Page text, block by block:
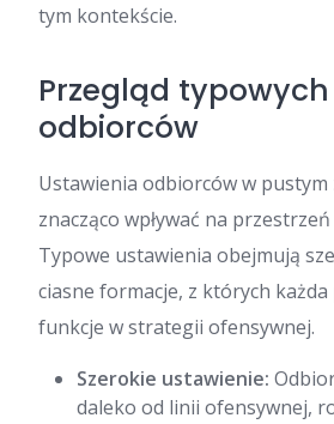
tym kontekście.
Przegląd
odbiorców
Ustawienia odbiorców w pustym
znacząco wpływać na
Typowe ustawienia obejmują
ciasne formacje, z których każda
funkcje w strategii ofensywnej.
Szerokie ustawienie:
daleko od linii ofensywnej,